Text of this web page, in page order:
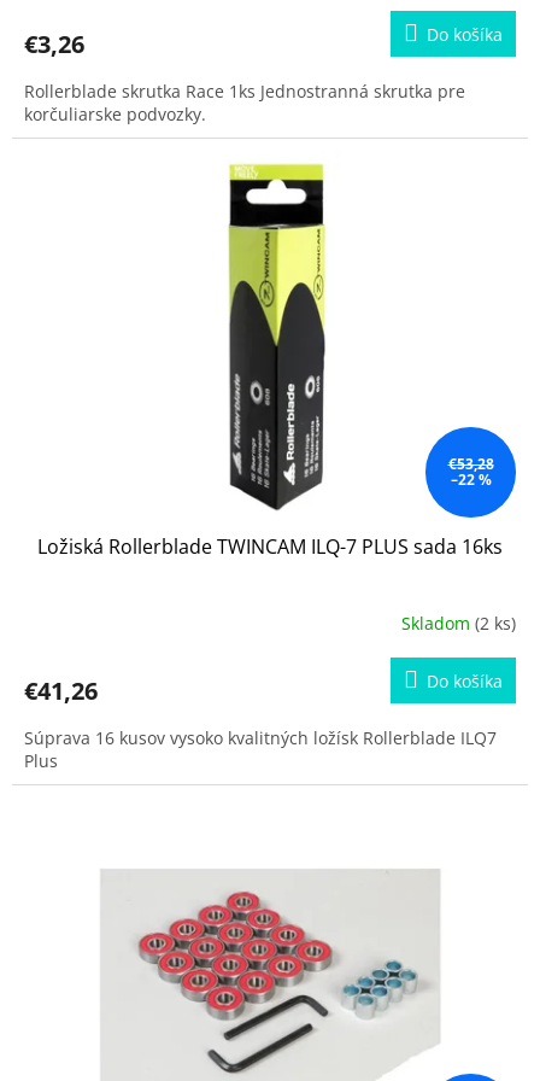
€3,26 Do košíka
Rollerblade skrutka Race 1ks Jednostranná skrutka pre
korčuliarske podvozky.
€53,28
–22 %
Ložiská Rollerblade TWINCAM ILQ-7 PLUS sada 16ks
Skladom (2 ks)
€41,26 Do košíka
Súprava 16 kusov vysoko kvalitných ložísk Rollerblade ILQ7
Plus